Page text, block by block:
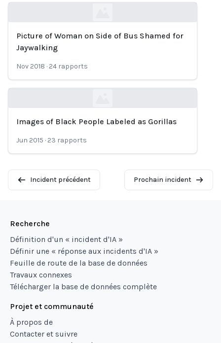
Loading...
Picture of Woman on Side of Bus Shamed for
Jaywalking
Nov 2018 · 24 rapports
Loading...
Images of Black People Labeled as Gorillas
Jun 2015 · 23 rapports
Incident précédent Prochain incident
Recherche
Définition d'un « incident d'IA »
Définir une « réponse aux incidents d'IA »
Feuille de route de la base de données
Travaux connexes
Télécharger la base de données complète
Projet et communauté
À propos de
Contacter et suivre